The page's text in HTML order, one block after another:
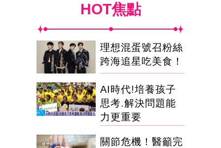
HOT焦點
理想混蛋號召粉絲
跨海追星吃美食！
AI時代!培養孩子
思考.解決問題能
力更重要
關節危機！醫籲完